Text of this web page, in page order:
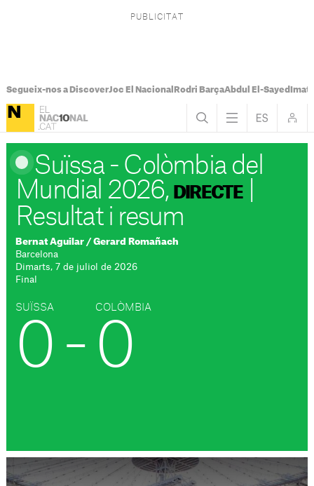
Segueix-nos a DiscoverJoc El Nacional Rodri BarçaAbdul El-Sayed
Suïssa - Colòmbia del
Mundial 2026, DIRECTE
Resultat i resum
Bernat Aguilar /Gerard Romañach
Barcelona
Dimarts, 7 de juliol de 2026
Final
SUÏSSA
0 -
COLÒMBIA
0